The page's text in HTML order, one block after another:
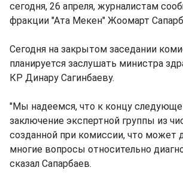
сегодня, 26 апреля, журналистам
фракции "Ата Мекен" Жоомарт
Сегодня на закрытом заседании
планируется заслушать министра
КР Динару Сагинбаеву.
"Мы надеемся, что к концу
заключение экспертной группы из
созданной при комиссии, что может
многие вопросы относительно
сказал Сапарбаев.